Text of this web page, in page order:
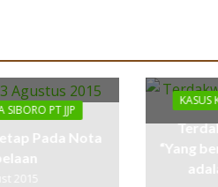
SIBORO PT JJP
Pada Nota
2015
KASUS
“Yang